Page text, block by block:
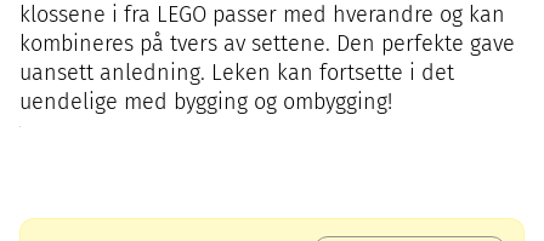
klossene i fra LEGO passer med hverandre og kan
kombineres på tvers av settene. Den perfekte gave
uansett anledning. Leken kan fortsette i det
uendelige med bygging og ombygging!